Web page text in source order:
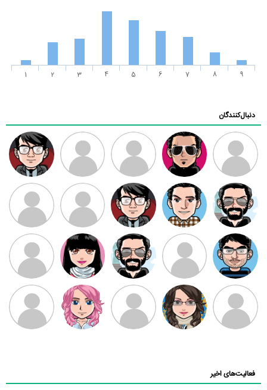
1 2 3 4 5 6 7 8 9
دنبال‌کنندگان
ممدرضا رضا کاظمی زهرا ~ ابتین
سید محمد
موسوی
مهدی فرهمند مهدی سلطانی داود رضیی
طرفدار میلی
بابی براون
کیوان کیانی
سامان راحمی امیردلتا امیروو ملیکا منتظری عارفه داستانپور
فعالیت‌های اخیر